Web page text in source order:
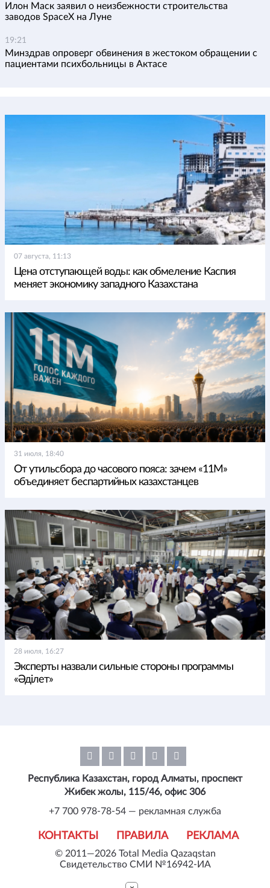
Илон Маск заявил о неизбежности строительства
заводов SpaceX на Луне
19:21
Минздрав опроверг обвинения в жестоком обращении с
пациентами психбольницы в Актасе
07 августа, 11:13
Цена отступающей воды: как обмеление Каспия
меняет экономику западного Казахстана
31 июля, 18:40
От утильсбора до часового пояса: зачем «11М»
объединяет беспартийных казахстанцев
28 июля, 16:27
Эксперты назвали сильные стороны программы
«Әділет»
© 2011—2026 Total Media Qazaqstan
Свидетельство СМИ №16942-ИА
КОНТАКТЫ ПРАВИЛА РЕКЛАМА
Республика Казахстан, город Алматы, проспект
Жибек жолы, 115/46, офис 306
+7 700 978-78-54 — рекламная служба